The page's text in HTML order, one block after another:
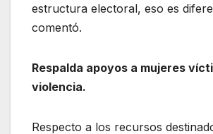
estructura electoral, eso es
comentó.
Respalda apoyos a mujeres
violencia.
Respecto a los recursos